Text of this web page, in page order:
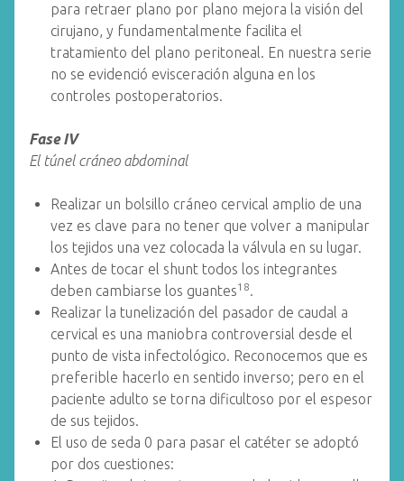
para retraer plano por plano mejora la visión del
cirujano, y fundamentalmente facilita el
tratamiento del plano peritoneal. En nuestra serie
no se evidenció evisceración alguna en los
controles postoperatorios.
Fase IV
El túnel cráneo abdominal
Realizar un bolsillo cráneo cervical amplio de una
vez es clave para no tener que volver a manipular
los tejidos una vez colocada la válvula en su lugar.
Antes de tocar el shunt todos los integrantes
deben cambiarse los guantes18.
Realizar la tunelización del pasador de caudal a
cervical es una maniobra controversial desde el
punto de vista infectológico. Reconocemos que es
preferible hacerlo en sentido inverso; pero en el
paciente adulto se torna dificultoso por el espesor
de sus tejidos.
El uso de seda 0 para pasar el catéter se adoptó
por dos cuestiones: